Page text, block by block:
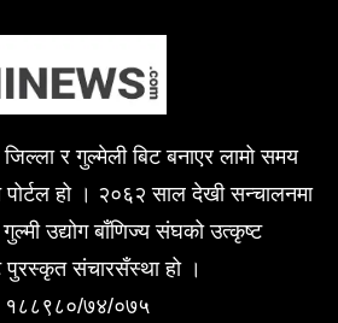
र गुल्मेली बिट बनाएर लामो समय
हो । २०६२ साल देखी सन्चालनमा
उद्योग बाँणिज्य संघको उत्कृष्ट
पुरस्कृत संचारसँस्था हो ।
१८८९८०/७४/०७५